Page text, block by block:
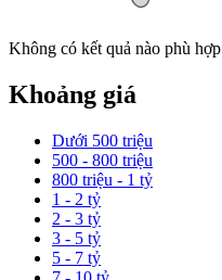
Không có kết quả nào phù hợp
Khoảng giá
Dưới 500 triệu
500 - 800 triệu
800 triệu - 1 tỷ
1 - 2 tỷ
2 - 3 tỷ
3 - 5 tỷ
5 - 7 tỷ